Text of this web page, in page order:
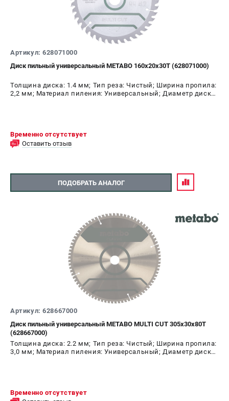
Артикул: 628071000
Диск пильный универсальный METABO 160х20х30Т (628071000)
Толщина диска: 1.4 мм; Тип реза: Чистый; Ширина пропила:
2,2 мм; Материал пиления: Универсальный; Диаметр диска:
Временно отсутствует
Оставить отзыв
ПОДОБРАТЬ АНАЛОГ
Артикул: 628667000
Диск пильный универсальный METABO MULTI CUT 305х30х80T
(628667000)
Толщина диска: 2.2 мм; Тип реза: Чистый; Ширина пропила:
3,0 мм; Материал пиления: Универсальный; Диаметр диска:
Временно отсутствует